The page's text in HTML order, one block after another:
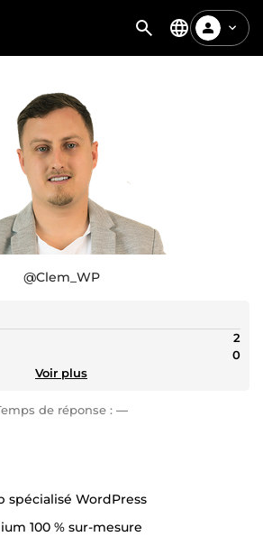
@Clem_WP
2
0
Voir plus
de réponse : —
spécialisé WordPress
100 % sur-mesure